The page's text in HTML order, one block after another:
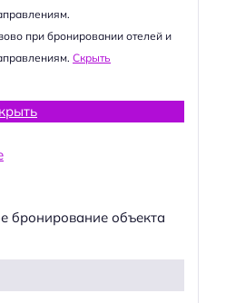
при бронировании отелей и
Скрыть
бронирование объекта